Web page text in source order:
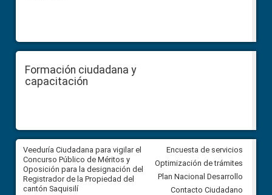
Formación ciudadana y
capacitación
Veeduría Ciudadana para vigilar el
Concurso Público de Méritos y
Oposición para la designación del
Registrador de la Propiedad del
cantón Saquisilí
Veeduría Ciudadana para
construcción del asfaltado de
Ballenita del cantón Santa
Encuesta de servicios
Optimización de trámites
Plan Nacional Desarrollo
Contacto Ciudadano